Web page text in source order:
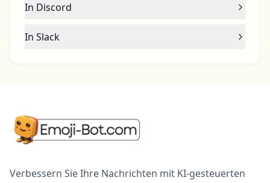
In Discord
In Slack
Verbessern Sie Ihre Nachrichten mit KI-gesteuerten